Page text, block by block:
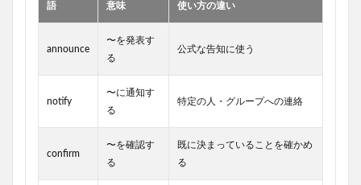
語 意味 使い方の違い
announce
〜を発表す
る
公式な告知に使う
notify
〜に通知す
る
特定の人・グループへの連絡
confirm
〜を確認す
る
既に決まっていることを確かめ
る